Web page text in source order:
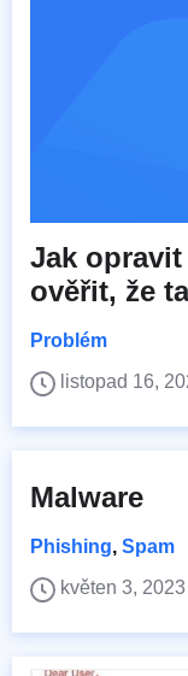
Jak opravit
ověřit, že
Problém
listopad 16,
Malware
Phishing, Spam
květen 3, 2023